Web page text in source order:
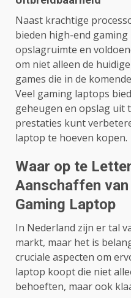
Naast krachtige
bieden high-end gaming
opslagruimte en
om niet alleen de
games die in de
Veel gaming laptops
geheugen en opslag uit
prestaties kunt
laptop te hoeven kopen.
Waar op te
Aanschaffen
Gaming Laptop
In Nederland zijn er tal
markt, maar het is
cruciale aspecten om
laptop koopt die niet
behoeften, maar ook